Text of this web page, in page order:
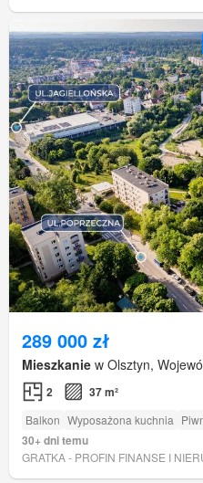
289 000 zł
Mieszkanie w Olsztyn,
2 37 m²
Balkon Wyposażona kuchnia
30+ dni temu
GRATKA - PROFIN FINANSE I